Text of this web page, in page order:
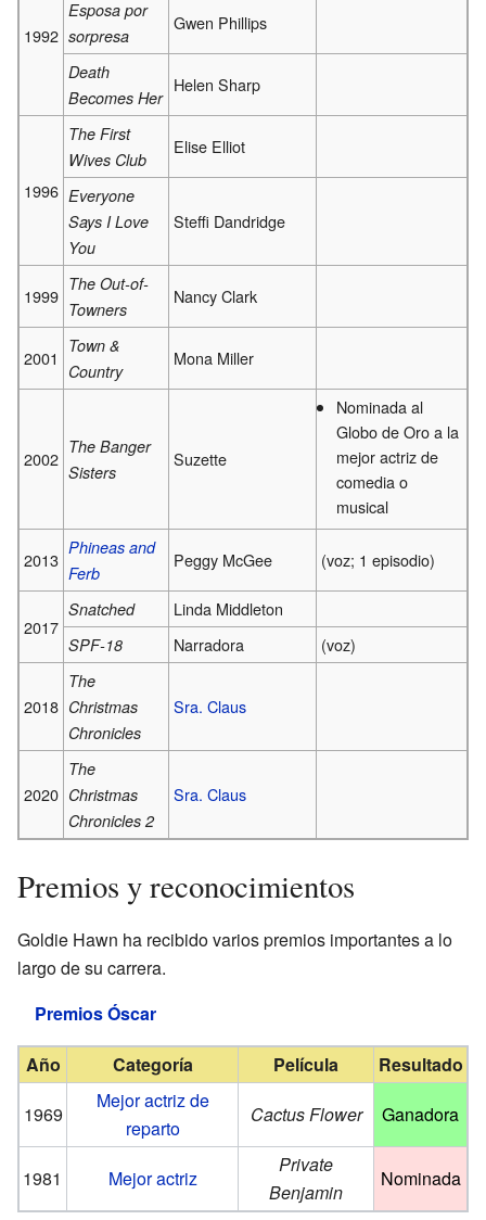
1992
Esposa por
sorpresa
Gwen Phillips
Death
Becomes Her
Helen Sharp
1996
The First
Wives Club
Elise Elliot
Everyone
Says I Love
You
Steffi Dandridge
1999
The Out-of-
Towners
Nancy Clark
2001
Town &
Country
Mona Miller
2002
The Banger
Sisters
Suzette
Nominada al
Globo de Oro a la
mejor actriz de
comedia o
musical
2013
Phineas and
Ferb
Peggy McGee (voz; 1 episodio)
2017
Snatched Linda Middleton
SPF-18 Narradora (voz)
2018
The
Christmas
Chronicles
Sra. Claus
2020
The
Christmas
Chronicles 2
Sra. Claus
Premios y reconocimientos
Goldie Hawn ha recibido varios premios importantes a lo
largo de su carrera.
Premios Óscar
Año Categoría Película
Resultado
1969
Mejor actriz de
reparto
Cactus Flower Ganadora
1981 Mejor actriz
Private
Benjamin
Nominada